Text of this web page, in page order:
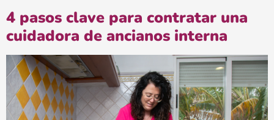
4 pasos clave para contratar una
cuidadora de ancianos interna